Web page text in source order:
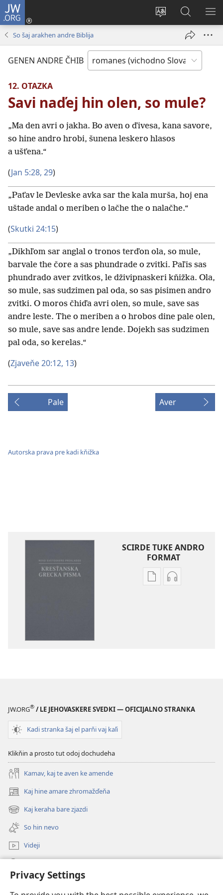
Privacy Settings
JW.ORG
Te
prekerel
Dža
andre
window)
Rode
pro
JW.ORG
So šaj arakhen andre Biblija
GENEN ANDRE ČHIB
12. OTAZKA
Savi naďej hin olen, so mule?
„Ma den avri o jakha. Bo aven o ďivesa, kana savore,
so hine andro hrobi, šunena leskero hlasos
a ušťena.“
(Jan 5:28, 29)
„Paťav le Devleske avka sar the kala murša, hoj ena
uštade andal o meriben o lačhe the o nalačhe.“
(Skutki 24:15)
„Dikhľom sar anglal o tronos terďon ola, so mule,
barvale the čore a sas phundrade o zvitki. Paľis sas
phundrado aver zvitkos, le dživipnaskeri kňižka. Ola,
so mule, sas sudzimen pal oda, so sas pisimen andro
zvitki. O moros čhiďa avri olen, so mule, save sas
andre leste. The o meriben a o hrobos dine pale olen,
so mule, save sas andre lende. Dojekh sas sudzimen
pal oda, so kerelas.“
(Zjaveňe 20:12, 13)
Pale Aver
Autorska prava pre kadi kňižka
SCIRDE TUKE ANDRO
FORMAT
Sar
Sar
JW.ORG® / LE JEHOVASKERE SVEDKI — OFICIJALNO STRANKA
Kadi stranka šaj el parňi vaj kaľi
Klikňin a prosto tut odoj dochudeha
Kamav, kaj te aven ke amende
Kaj hine amare zhromažďeňa
(opens
new
window)
Kaj keraha bare zjazdi
(opens
new
window)
So hin nevo
Videji
(opens